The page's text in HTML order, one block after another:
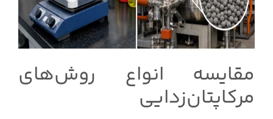
مقایسه انواع روش‌های
مرکاپتان‌زدایی